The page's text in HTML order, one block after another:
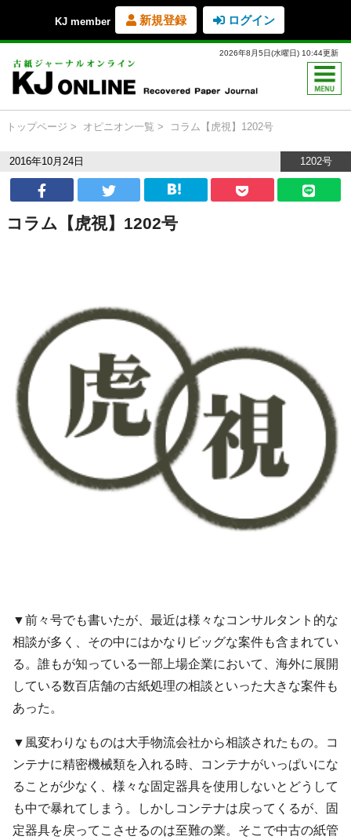
KJ member 新規登録 ログイン
2026年8月5日(水曜日) 10:44更新
トップページ オピニオン一覧 コラム【虎視】1202号
2016年10月24日 1202号
コラム【虎視】1202号
▼前々号でも書いたが、最近は様々なコンサルタント的な
相談が多く、その中にはかなりビッグな案件も含まれてい
る。誰もが知っている一部上場企業において、海外に展開
している数百店舗の古紙処理の相談といった大きな案件も
あった。
▼風変わりなものは大手物流会社から相談されたもの。コ
ンテナに精密機械類を入れる時、コンテナがいっぱいにな
ることが少なく、様々な固定器具を使用しないとどうして
も中で暴れてしまう。しかしコンテナは戻ってくるが、固
定器具を戻ってこさせるのは至難の業。そこで中古の紙管